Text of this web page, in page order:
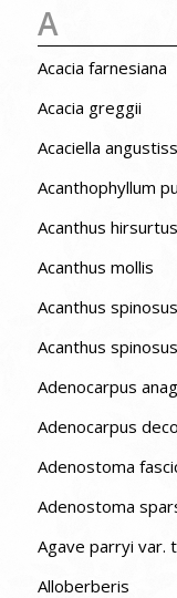
A
Acacia farnesiana
Acacia greggii
Acaciella
Acanthophyllum
Acanthus
Acanthus mollis
Acanthus spinosus
Acanthus
Adenocarpus
Adenocarpus
Adenostoma
Adenostoma
Agave parryi var.
Alloberberis